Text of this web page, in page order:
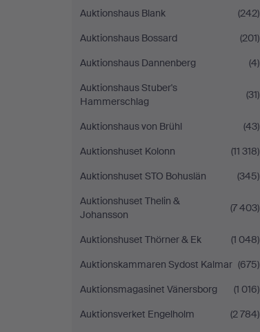
Auktionshaus Blank
(242)
Auktionshaus Bossard
(201)
Auktionshaus Dannenberg
(4)
Auktionshaus Stuber's
Hammerschlag
(31)
Auktionshaus von Brühl
(43)
Auktionshuset Kolonn
(11 318)
Auktionshuset STO Bohuslän
(345)
Auktionshuset Thelin &
Johansson
(7 403)
Auktionshuset Thörner & Ek
(1 048)
Auktionskammaren Sydost Kalmar (675)
Auktionsmagasinet Vänersborg
(1 016)
Auktionsverket Engelholm
(2 784)